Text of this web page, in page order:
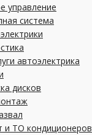
управление
система
автоэлектрика
дисков
и ТО кондиционеров